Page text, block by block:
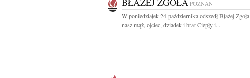
POZNAŃ
W poniedziałek 24 października odszedł Błażej Zgoła
nasz mąż, ojciec, dziadek i brat Ciepły i...